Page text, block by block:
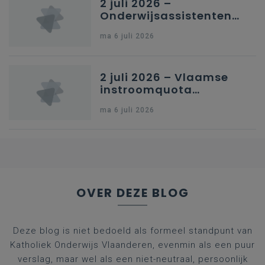
2 juli 2026 –
Onderwijsassistenten
kleuteronderwijs
ma 6 juli 2026
2 juli 2026 – Vlaamse
instroomquota
federale RIZIV-
ma 6 juli 2026
OVER DEZE BLOG
Deze blog is niet bedoeld als formeel standpunt van
Katholiek Onderwijs Vlaanderen, evenmin als een puur
verslag, maar wel als een niet-neutraal, persoonlijk